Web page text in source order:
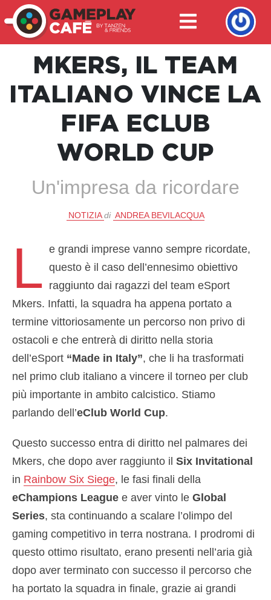
MKERS, IL TEAM
ITALIANO VINCE LA
FIFA ECLUB
WORLD CUP
Un'impresa da ricordare
NOTIZIA di ANDREA BEVILACQUA
L e grandi imprese vanno sempre ricordate,
questo è il caso dell’ennesimo obiettivo
raggiunto dai ragazzi del team eSport
Mkers. Infatti, la squadra ha appena portato a
termine vittoriosamente un percorso non privo di
ostacoli e che entrerà di diritto nella storia
dell’eSport “Made in Italy”, che li ha trasformati
nel primo club italiano a vincere il torneo per club
più importante in ambito calcistico. Stiamo
parlando dell’eClub World Cup.
Questo successo entra di diritto nel palmares dei
Mkers, che dopo aver raggiunto il Six Invitational
in Rainbow Six Siege, le fasi finali della
eChampions League e aver vinto le Global
Series, sta continuando a scalare l’olimpo del
gaming competitivo in terra nostrana. I prodromi di
questo ottimo risultato, erano presenti nell’aria già
dopo aver terminato con successo il percorso che
ha portato la squadra in finale, grazie ai grandi